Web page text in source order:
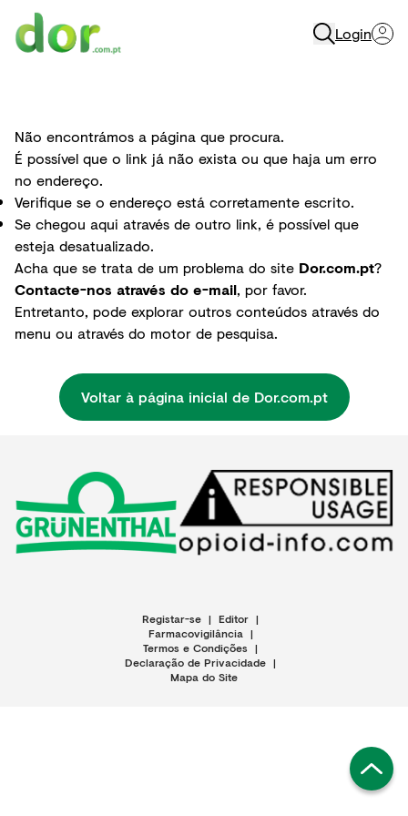
Login
Não encontrámos a página que procura.
É possível que o link já não exista ou que haja um erro
no endereço.
Verifique se o endereço está corretamente escrito.
Se chegou aqui através de outro link, é possível que
esteja desatualizado.
Acha que se trata de um problema do site Dor.com.pt?
Contacte-nos através do e-mail, por favor.
Entretanto, pode explorar outros conteúdos através do
menu ou através do motor de pesquisa.
Voltar à página inicial de Dor.com.pt
Registar-se | Editor |
Farmacovigilância |
Termos e Condições |
Declaração de Privacidade |
Mapa do Site